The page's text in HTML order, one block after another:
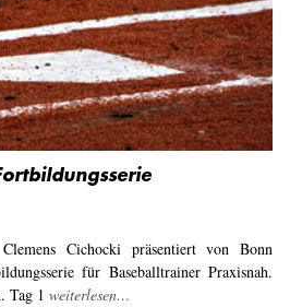
Cichocki präsentiert von Bonn
für Baseballtrainer Praxisnah.
Tag 1 weiterlesen…